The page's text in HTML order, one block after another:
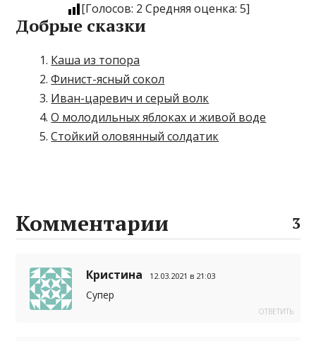
[Голосов: 2 Средняя оценка: 5]
Добрые сказки
Каша из топора
Финист-ясный сокол
Иван-царевич и серый волк
О молодильных яблоках и живой воде
Стойкий оловянный солдатик
Комментарии 3
Кристина 12.03.2021 в 21:03
Супер
ОТВЕТИТЬ